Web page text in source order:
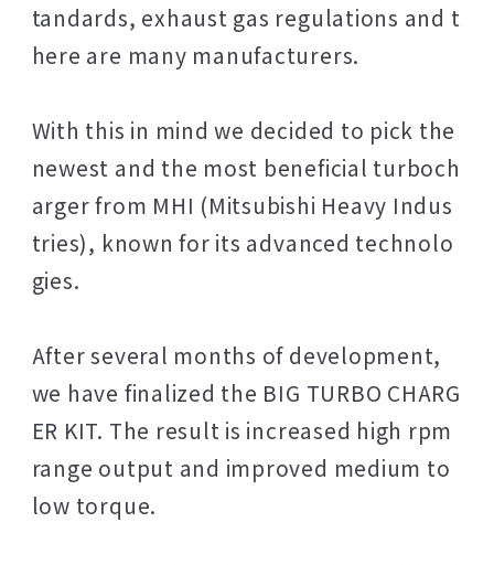
tandards, exhaust gas regulations and t
here are many manufacturers.
With this in mind we decided to pick the
newest and the most beneficial turboch
arger from MHI (Mitsubishi Heavy Indus
tries), known for its advanced technolo
gies.
After several months of development,
we have finalized the BIG TURBO CHARG
ER KIT. The result is increased high rpm
range output and improved medium to
low torque.